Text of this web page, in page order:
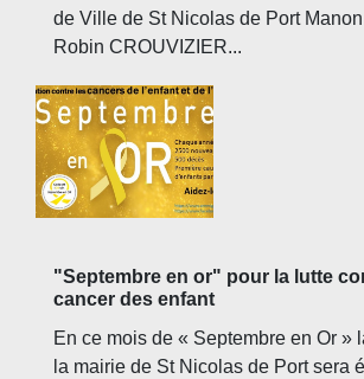
de Ville de St Nicolas de Port
Robin CROUVIZIER...
"Septembre en or" pour la lutte
cancer des enfant
En ce mois de « Septembre en Or »
la mairie de St Nicolas de Port sera